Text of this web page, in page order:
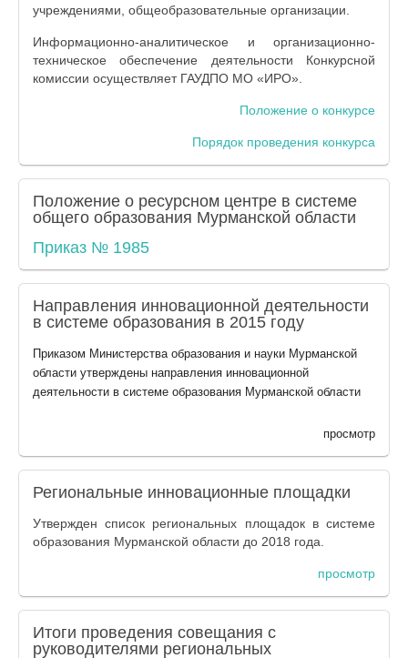
учреждениями, общеобразовательные организации.
Информационно-аналитическое и организационно-
техническое обеспечение деятельности Конкурсной
комиссии осуществляет ГАУДПО МО «ИРО».
Положение о конкурсе
Порядок проведения конкурса
Положение о ресурсном центре в системе
общего образования Мурманской области
Приказ № 1985
Направления инновационной деятельности
в системе образования в 2015 году
Приказом Министерства образования и науки Мурманской
области утверждены направления инновационной
деятельности в системе образования Мурманской области
просмотр
Региональные инновационные площадки
Утвержден список региональных площадок в системе
образования Мурманской области до 2018 года.
просмотр
Итоги проведения совещания с
руководителями региональных